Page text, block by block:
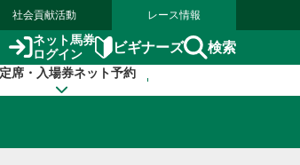
社会貢献活動 レース情報
ネット馬券
ログイン
ビギナーズ 検索
席・入場券ネット予約